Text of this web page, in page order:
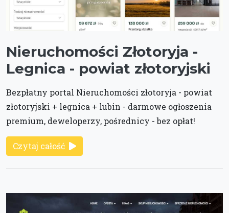
Nieruchomości Złotoryja -
Legnica - powiat złotoryjski
Bezpłatny portal Nieruchomości złotoryja - powiat
złotoryjski + legnica + lubin - darmowe ogłoszenia
premium, deweloperzy, pośrednicy - bez opłat!
Czytaj całość